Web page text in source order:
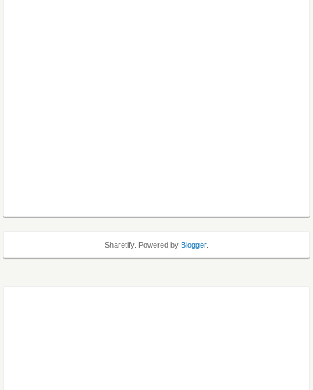
Sharetify. Powered by Blogger.